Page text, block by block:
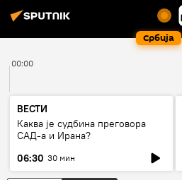
Србија
00:00
ВЕСТИ
Каква је судбина преговора
САД-а и Ирана?
06:30 30 мин